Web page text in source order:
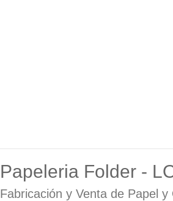
Papeleria Folder -
Fabricación y Venta de Papel